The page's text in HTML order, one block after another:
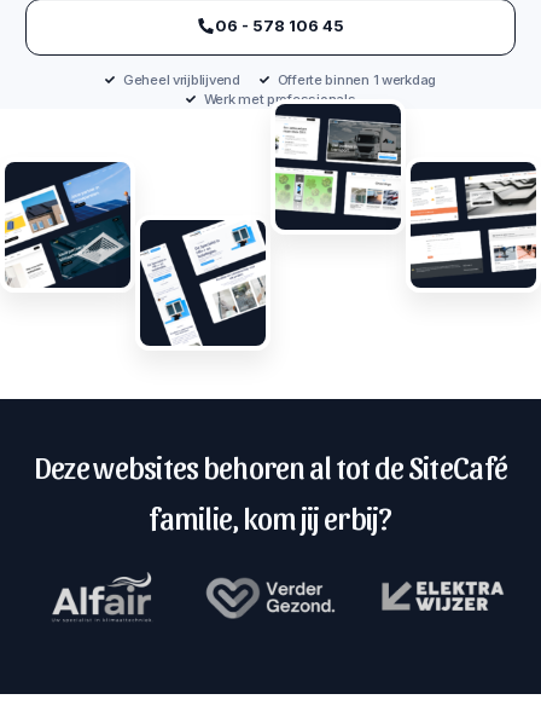
‪06 - 578 106 45‬
Geheel vrijblijvend
Offerte binnen 1 werkdag
Werk met professionals
Deze websites behoren al tot de SiteCafé
familie, kom jij erbij?